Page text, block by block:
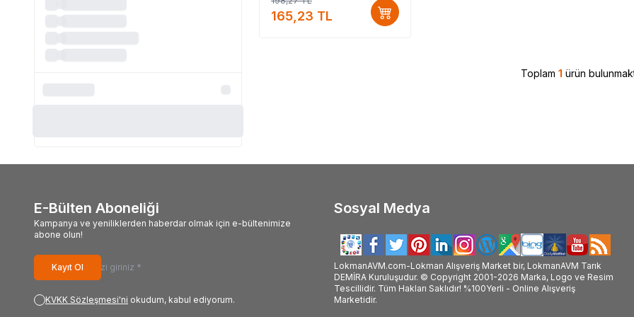
#Thalia_markası_satan #Thalia_markası_ürünleri_satan #Thalia_marka_ürünleri_satan #Thalia_marka_ürünleri_satan_yer
165,23 TL
Toplam 1 ürün
E-Bülten Aboneliği
Kampanya ve yeniliklerden haberdar olmak için e-bültenimize
abone olun!
Kayıt Ol
KVKK Sözleşmesi'ni okudum, kabul ediyorum.
Sosyal Medya
LokmanAVM.com-Lokman Alışveriş Market bir, LokmanAVM Tarık
DEMİRA Kuruluşudur. © Copyright 2001-2026 Marka, Logo ve Resim
Tescillidir. Tüm Hakları Saklıdır! %100Yerli - Online Alışveriş
Marketidir.